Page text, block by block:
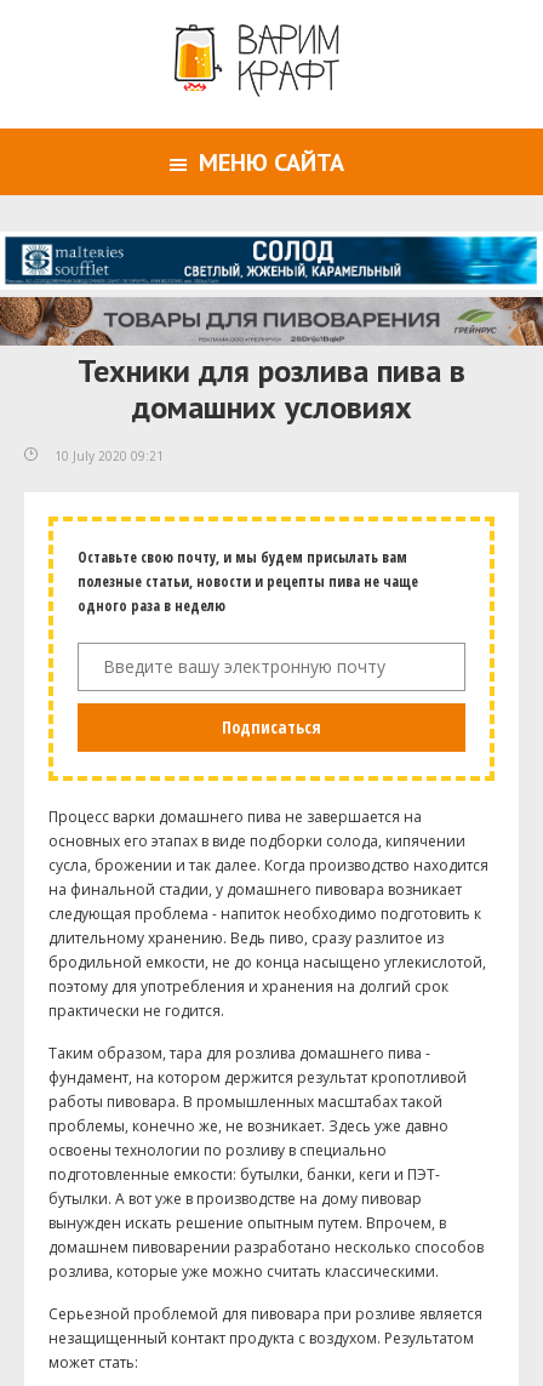
МЕНЮ САЙТА
Техники для розлива пива в
домашних условиях
10 July 2020 09:21
Оставьте свою почту, и мы будем присылать вам
полезные статьи, новости и рецепты пива не чаще
одного раза в неделю
Подписаться
Процесс варки домашнего пива не завершается на
основных его этапах в виде подборки солода, кипячении
сусла, брожении и так далее. Когда производство находится
на финальной стадии, у домашнего пивовара возникает
следующая проблема - напиток необходимо подготовить к
длительному хранению. Ведь пиво, сразу разлитое из
бродильной емкости, не до конца насыщено углекислотой,
поэтому для употребления и хранения на долгий срок
практически не годится.
Таким образом, тара для розлива домашнего пива -
фундамент, на котором держится результат кропотливой
работы пивовара. В промышленных масштабах такой
проблемы, конечно же, не возникает. Здесь уже давно
освоены технологии по розливу в специально
подготовленные емкости: бутылки, банки, кеги и ПЭТ-
бутылки. А вот уже в производстве на дому пивовар
вынужден искать решение опытным путем. Впрочем, в
домашнем пивоварении разработано несколько способов
розлива, которые уже можно считать классическими.
Серьезной проблемой для пивовара при розливе является
незащищенный контакт продукта с воздухом. Результатом
может стать: